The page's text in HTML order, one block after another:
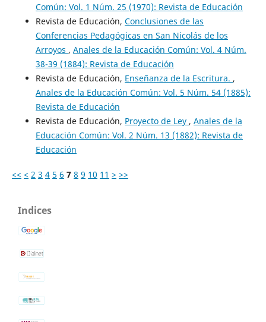
Común: Vol. 1 Núm. 25 (1970): Revista de Educación
Revista de Educación, Conclusiones de las
Conferencias Pedagógicas en San Nicolás de los
Arroyos , Anales de la Educación Común: Vol. 4 Núm.
38-39 (1884): Revista de Educación
Revista de Educación, Enseñanza de la Escritura. ,
Anales de la Educación Común: Vol. 5 Núm. 54 (1885):
Revista de Educación
Revista de Educación, Proyecto de Ley , Anales de la
Educación Común: Vol. 2 Núm. 13 (1882): Revista de
Educación
<< < 2 3 4 5 6 7 8 9 10 11 > >>
Indices